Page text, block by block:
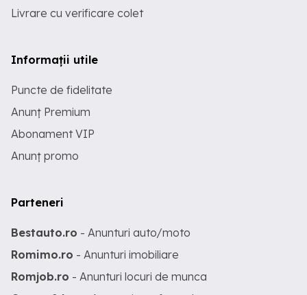
Livrare cu verificare colet
Informații utile
Puncte de fidelitate
Anunț Premium
Abonament VIP
Anunț promo
Parteneri
Bestauto.ro - Anunturi auto/moto
Romimo.ro - Anunturi imobiliare
Romjob.ro - Anunturi locuri de munca